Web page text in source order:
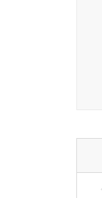
기
배추
살
때론
기